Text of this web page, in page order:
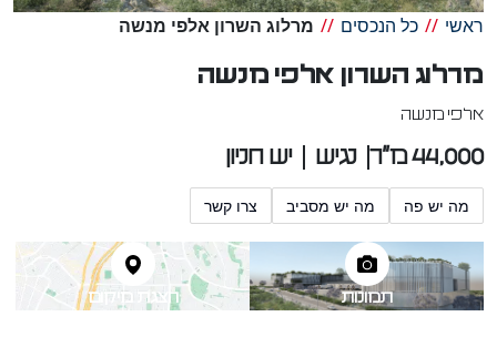
ראשי // כל הנכסים // מרלוג השרון אלפי מנשה
מרלוג השרון אלפי מנשה
אלפי מנשה
44,000 מ"ר נגיש יש חניון
מה יש פה מה יש מסביב צרו קשר
תמונות הצגת מיקום